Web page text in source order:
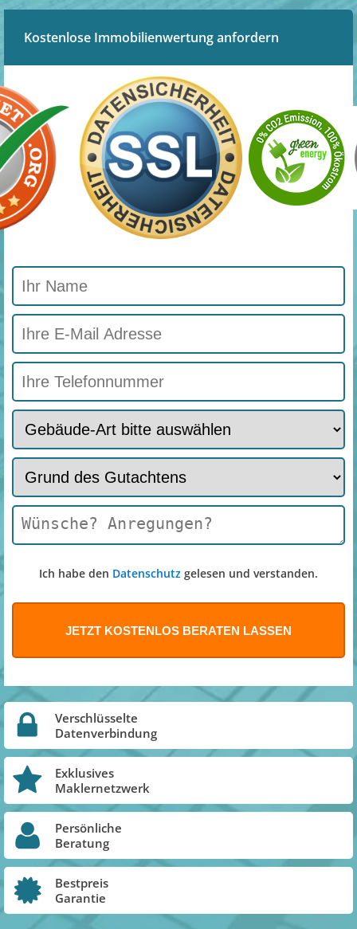
Kostenlose Immobilienwertung anfordern
Ich habe den Datenschutz gelesen und verstanden.
Verschlüsselte
Datenverbindung
Exklusives
Maklernetzwerk
Persönliche
Beratung
Bestpreis
Garantie